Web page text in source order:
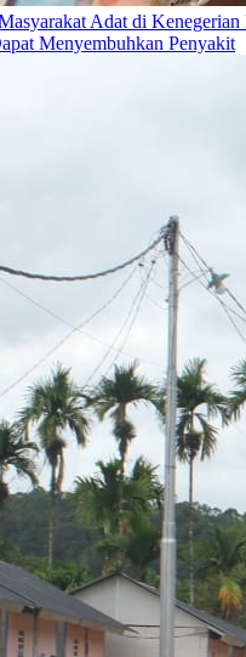
Adat di Kenegerian
Menyembuhkan Penyakit